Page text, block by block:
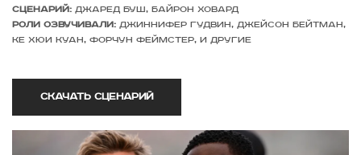
Сценарий: Джаред Буш, Байрон Ховард
Роли озвучивали: Джиннифер Гудвин, Джейсон Бейтман,
Ке Хюи Куан, Форчун Феймстер, и другие
Скачать сценарий